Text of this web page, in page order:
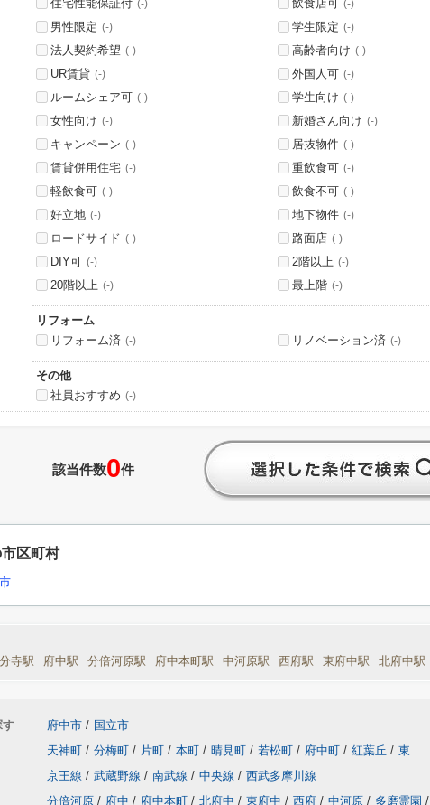
住宅性能保証付 (-) 飲食店可 (-)
男性限定 (-) 学生限定 (-)
法人契約希望 (-) 高齢者向け (-)
UR賃貸 (-) 外国人可 (-)
ルームシェア可 (-) 学生向け (-)
女性向け (-) 新婚さん向け (-)
キャンペーン (-) 居抜物件 (-)
賃貸併用住宅 (-) 重飲食可 (-)
軽飲食可 (-) 飲食不可 (-)
好立地 (-) 地下物件 (-)
ロードサイド (-) 路面店 (-)
DIY可 (-) 2階以上 (-)
20階以上 (-) 最上階 (-)
リフォーム
リフォーム済 (-) リノベーション済 (-)
その他
社員おすすめ (-)
該当件数0件
区町村
寺駅 府中駅 分倍河原駅 府中本町駅 中河原駅 西府駅 東府中駅 北府中駅
す 府中市 / 国立市
天神町 / 分梅町 / 片町 / 本町 / 晴見町 / 若松町 / 府中町 / 紅葉丘 / 東
京王線 / 武蔵野線 / 南武線 / 中央線 / 西武多摩川線
分倍河原 / 府中 / 府中本町 / 北府中 / 東府中 / 西府 / 中河原 / 多磨霊園 /